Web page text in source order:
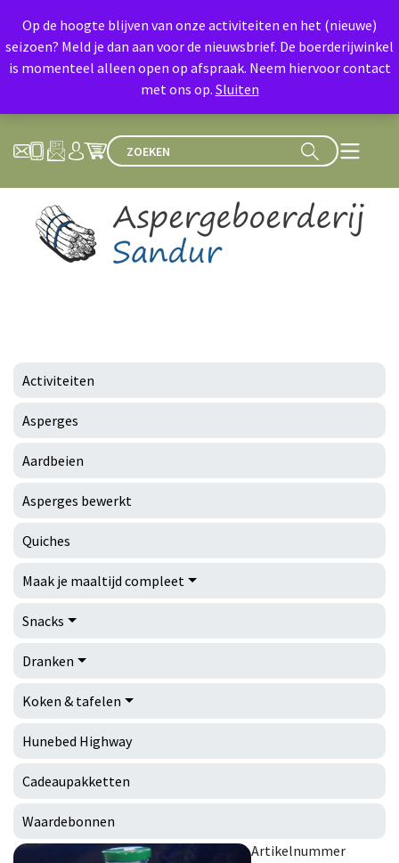
Activiteiten
Asperges
Aardbeien
Asperges bewerkt
Quiches
Maak je maaltijd compleet
Snacks
Dranken
Koken & tafelen
Hunebed Highway
Cadeaupakketten
Waardebonnen
Artikelnummer
Op de hoogte blijven van onze activiteiten en het (nieuwe)
seizoen? Meld je dan aan voor de nieuwsbrief. De boerderijwinkel
is momenteel alleen open op afspraak. Neem hiervoor contact
met ons op. Sluiten